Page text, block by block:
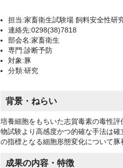
担当:家畜衛生試験場 飼料安全性研
連絡先:0298(38)7818
部会名:家畜衛生
専門:診断予防
対象:豚
分類:研究
背景・ねらい
培養細胞をもちいた志賀毒素の毒性
物試験より高感度かつ的確な手法は
の指標となる細胞形態変化について豚
成果の内容・特徴